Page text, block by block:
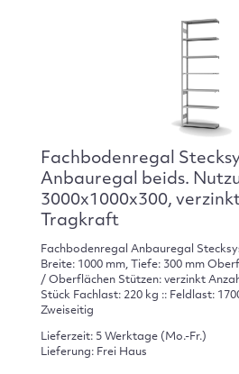
Fachbodenregal
Anbauregal beids.
3000x1000x300,
Tragkraft
Fachbodenregal Anbauregal
Breite: 1000 mm, Tiefe: 300 mm
/ Oberflächen Stützen: verzinkt
Stück Fachlast: 220 kg :: Feldlast:
Zweiseitig
Lieferzeit: 5 Werktage (Mo.-Fr.)
Lieferung: Frei Haus